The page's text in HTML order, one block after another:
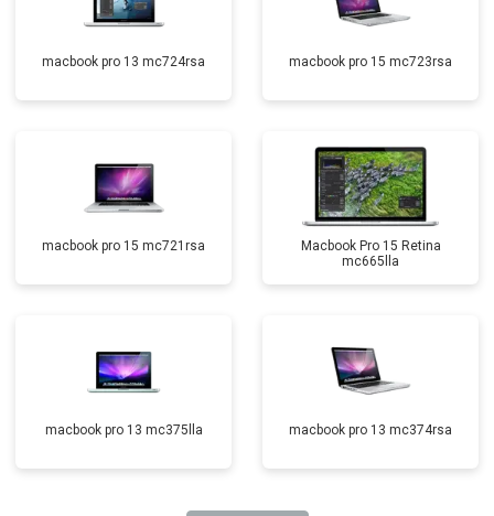
macbook pro 13 mc724rsa macbook pro 15 mc723rsa
macbook pro 15 mc721rsa
Macbook Pro 15 Retina
mc665lla
macbook pro 13 mc375lla macbook pro 13 mc374rsa